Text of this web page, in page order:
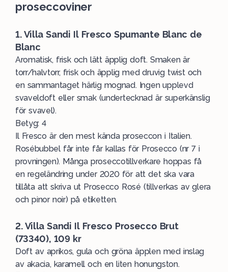
proseccoviner
1. Villa Sandi Il Fresco Spumante Blanc de
Blanc
Aromatisk, frisk och lätt äpplig doft. Smaken är
torr/halvtorr, frisk och äpplig med druvig twist och
en sammantaget härlig mognad. Ingen upplevd
svaveldoft eller smak (undertecknad är superkänslig
för svavel).
Betyg: 4
Il Fresco är den mest kända proseccon i Italien.
Rosébubbel får inte får kallas för Prosecco (nr 7 i
provningen). Många proseccotillverkare hoppas få
en regeländring under 2020 för att det ska vara
tillåta att skriva ut Prosecco Rosé (tillverkas av glera
och pinor noir) på etiketten.
2. Villa Sandi Il Fresco Prosecco Brut
(73340), 109 kr
Doft av aprikos, gula och gröna äpplen med inslag
av akacia, karamell och en liten honungston.